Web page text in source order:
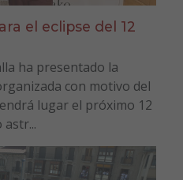
el eclipse del 12
ha presentado la
con motivo del
lugar el próximo 12